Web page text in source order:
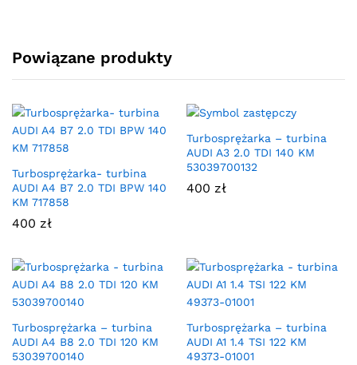
Powiązane produkty
Turbosprężarka- turbina
AUDI A4 B7 2.0 TDI BPW 140
KM 717858
400 zł
Turbosprężarka – turbina
AUDI A3 2.0 TDI 140 KM
53039700132
400 zł
Turbosprężarka – turbina
AUDI A4 B8 2.0 TDI 120 KM
53039700140
Turbosprężarka – turbina
AUDI A1 1.4 TSI 122 KM
49373-01001